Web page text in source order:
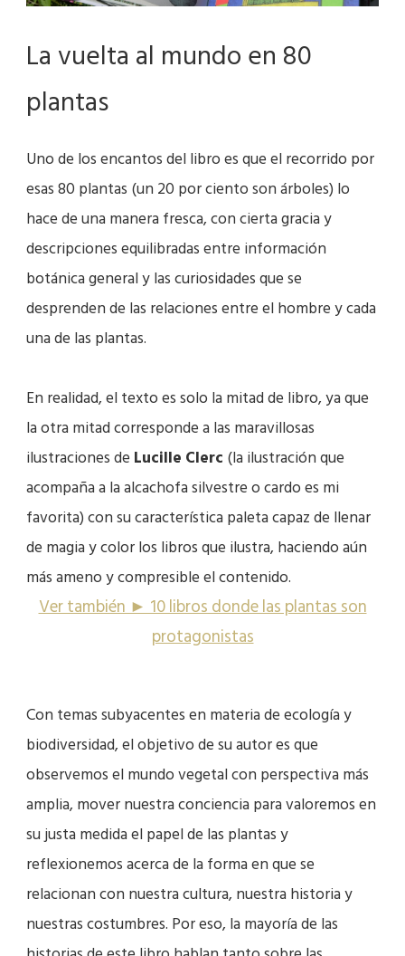
La vuelta al mundo en 80
plantas
Uno de los encantos del libro es que el recorrido por
esas 80 plantas (un 20 por ciento son árboles) lo
hace de una manera fresca, con cierta gracia y
descripciones equilibradas entre información
botánica general y las curiosidades que se
desprenden de las relaciones entre el hombre y cada
una de las plantas.
En realidad, el texto es solo la mitad de libro, ya que
la otra mitad corresponde a las maravillosas
ilustraciones de Lucille Clerc (la ilustración que
acompaña a la alcachofa silvestre o cardo es mi
favorita) con su característica paleta capaz de llenar
de magia y color los libros que ilustra, haciendo aún
más ameno y compresible el contenido.
Ver también ► 10 libros donde las plantas son
protagonistas
Con temas subyacentes en materia de ecología y
biodiversidad, el objetivo de su autor es que
observemos el mundo vegetal con perspectiva más
amplia, mover nuestra conciencia para valoremos en
su justa medida el papel de las plantas y
reflexionemos acerca de la forma en que se
relacionan con nuestra cultura, nuestra historia y
nuestras costumbres. Por eso, la mayoría de las